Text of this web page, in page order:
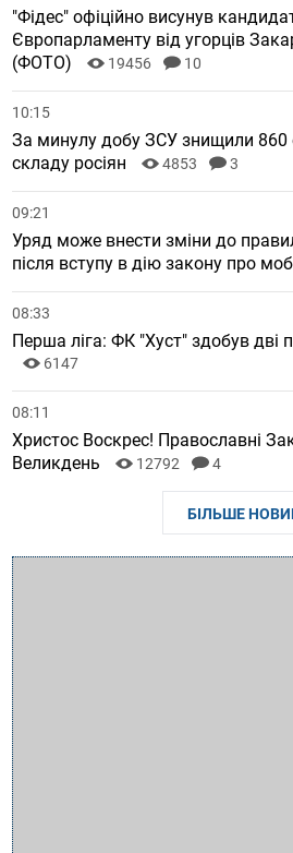
"Фідес" офіційно висунув
Європарламенту від угорців
(ФОТО)
19456 10
10:15
За минулу добу ЗСУ знищили 860
складу росіян
4853 3
09:21
Уряд може внести зміни до
після вступу в дію закону про
08:33
Перша ліга: ФК "Хуст" здобув дві
6147
08:11
Христос Воскрес! Православні
Великдень
12792 4
БІЛЬШЕ